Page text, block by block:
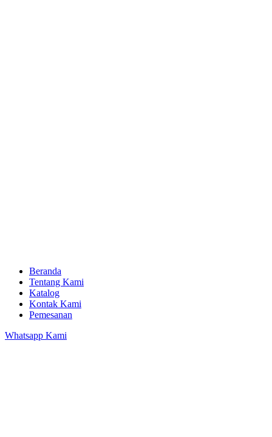
Beranda
Tentang Kami
Katalog
Kontak Kami
Pemesanan
Whatsapp Kami